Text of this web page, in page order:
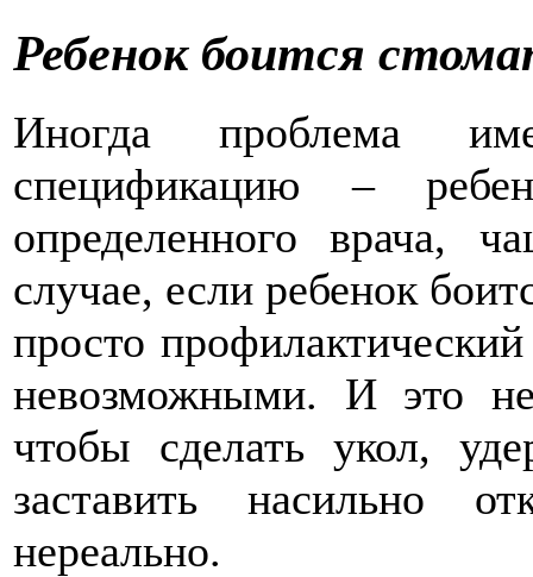
Ребенок боится
Иногда проблема
спецификацию –
определенного врача,
случае, если ребенок
просто
невозможными. И это
чтобы сделать укол,
заставить насильно
нереально.